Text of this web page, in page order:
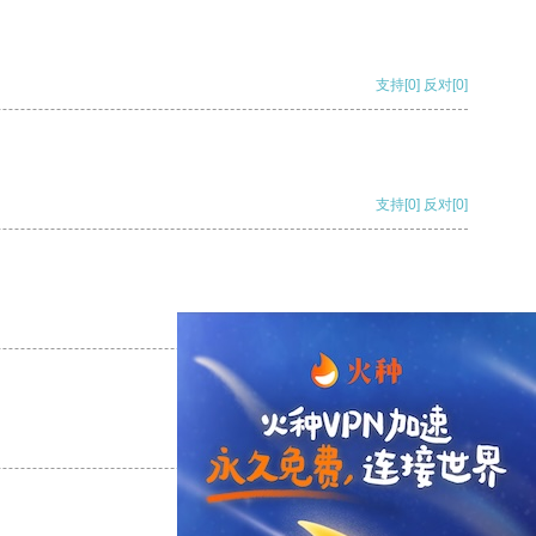
支持[0] 反对[0]
支持[0] 反对[0]
支持 [0] 反对[0]